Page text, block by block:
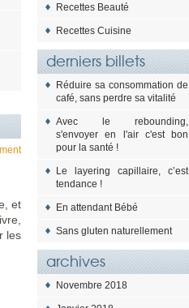
Recettes Beauté
Recettes Cuisine
derniers billets
Réduire sa consommation de
café, sans perdre sa vitalité
Avec le rebounding,
s'envoyer en l'air c'est bon
pour la santé !
Le layering capillaire, c’est
tendance !
En attendant Bébé
Sans gluten naturellement
archives
Novembre 2018
et
les